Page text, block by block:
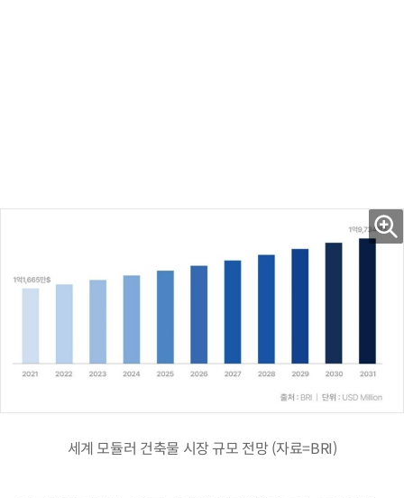
세계 모듈러 건축물 시장 규모 전망 (자료=BRI)